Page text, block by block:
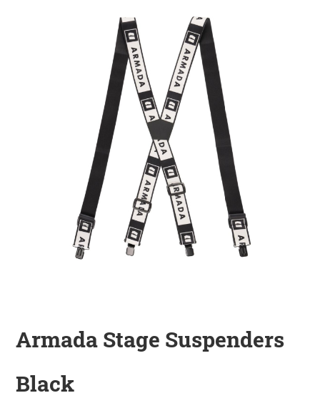
VERLEIH
Armada Stage Suspenders
Black